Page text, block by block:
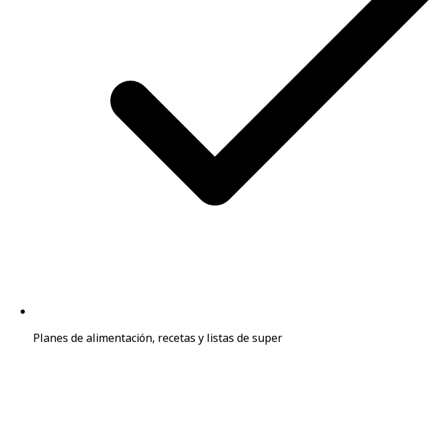
Planes de alimentación, recetas y listas de super